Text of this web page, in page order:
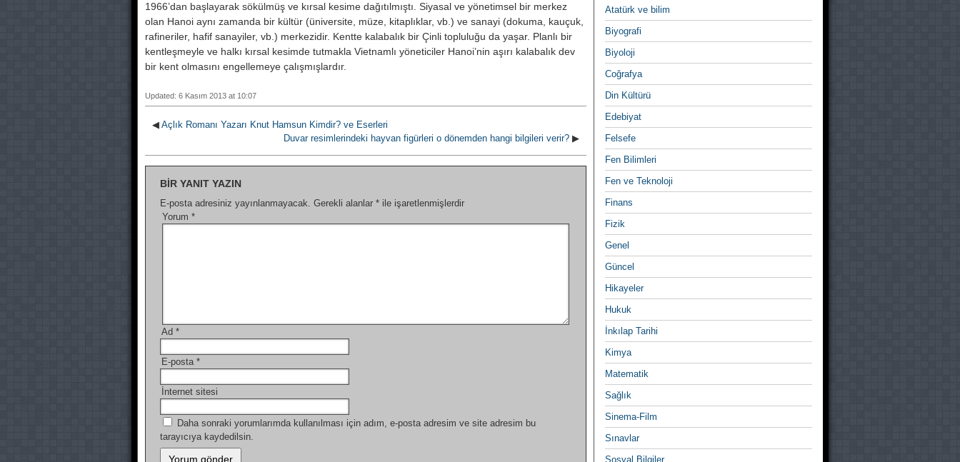
1966’dan başlayarak sökülmüş ve kırsal kesime dağıtılmıştı. Siyasal ve yönetimsel bir merkez
olan Hanoi aynı zamanda bir kültür (üniversite, müze, kitaplıklar, vb.) ve sanayi (dokuma, kauçuk,
rafineriler, hafif sanayiler, vb.) merkezidir. Kentte kalabalık bir Çinli topluluğu da yaşar. Planlı bir
kentleşmeyle ve halkı kırsal kesimde tutmakla Vietnamlı yöneticiler Hanoi’nin aşırı kalabalık dev
bir kent olmasını engellemeye çalışmışlardır.
Updated: 6 Kasım 2013 at 10:07
◀ Açlık Romanı Yazarı Knut Hamsun Kimdir? ve Eserleri
Duvar resimlerindeki hayvan figürleri o dönemden hangi bilgileri verir? ▶
BIR YANIT YAZIN
E-posta adresiniz yayınlanmayacak. Gerekli alanlar * ile işaretlenmişlerdir
Yorum *
Ad *
E-posta *
İnternet sitesi
Daha sonraki yorumlarımda kullanılması için adım, e-posta adresim ve site adresim bu
tarayıcıya kaydedilsin.
Atatürk ve bilim
Biyografi
Biyoloji
Coğrafya
Din Kültürü
Edebiyat
Felsefe
Fen Bilimleri
Fen ve Teknoloji
Finans
Fizik
Genel
Güncel
Hikayeler
Hukuk
İnkılap Tarihi
Kimya
Matematik
Sağlık
Sinema-Film
Sınavlar
Sosyal Bilgiler